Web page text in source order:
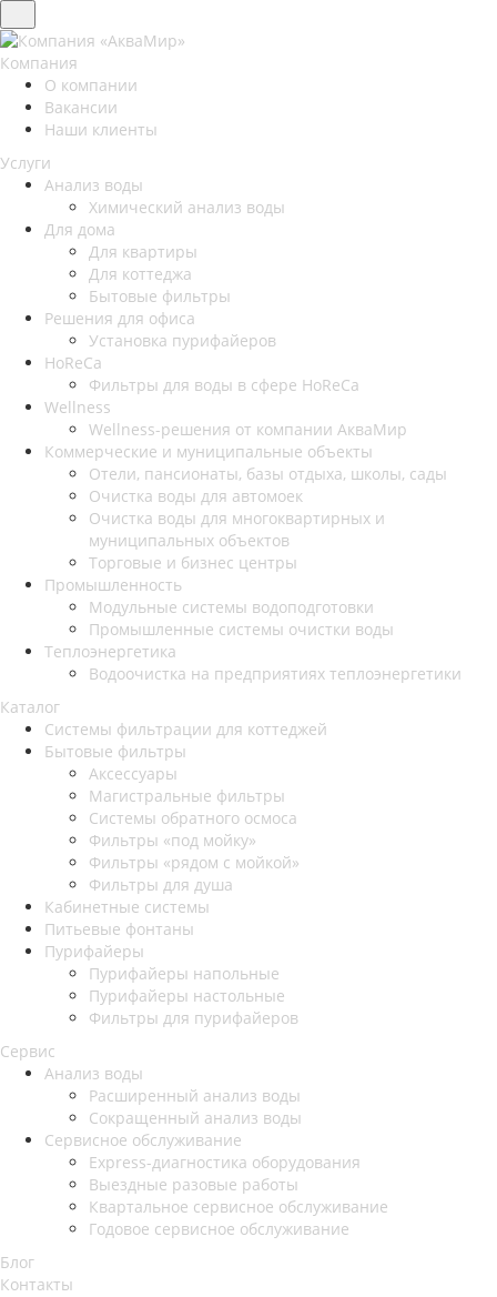
Компания
О компании
Вакансии
Наши клиенты
Услуги
Анализ воды
Химический анализ воды
Для дома
Для квартиры
Для коттеджа
Бытовые фильтры
Решения для офиса
Установка пурифайеров
HoReCa
Фильтры для воды в сфере HoReCa
Wellness
Wellness-решения от компании АкваМир
Коммерческие и муниципальные объекты
Отели, пансионаты, базы отдыха, школы, сады
Очистка воды для автомоек
Очистка воды для многоквартирных и
муниципальных объектов
Торговые и бизнес центры
Промышленность
Модульные системы водоподготовки
Промышленные системы очистки воды
Теплоэнергетика
Водоочистка на предприятиях теплоэнергетики
Каталог
Системы фильтрации для коттеджей
Бытовые фильтры
Аксессуары
Магистральные фильтры
Системы обратного осмоса
Фильтры «под мойку»
Фильтры «рядом с мойкой»
Фильтры для душа
Кабинетные системы
Питьевые фонтаны
Пурифайеры
Пурифайеры напольные
Пурифайеры настольные
Фильтры для пурифайеров
Сервис
Анализ воды
Расширенный анализ воды
Сокращенный анализ воды
Сервисное обслуживание
Express-диагностика оборудования
Выездные разовые работы
Квартальное сервисное обслуживание
Годовое сервисное обслуживание
Блог
Контакты